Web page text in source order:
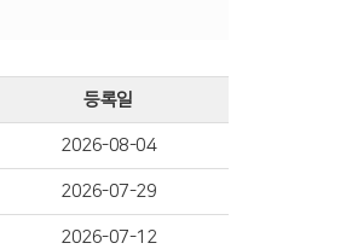
등록일
2026-08-04
2026-07-29
2026-07-12